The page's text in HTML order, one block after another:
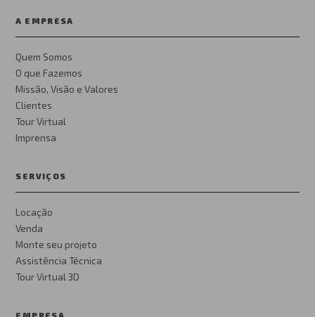
A EMPRESA
Quem Somos
O que Fazemos
Missão, Visão e Valores
Clientes
Tour Virtual
Imprensa
SERVIÇOS
Locação
Venda
Monte seu projeto
Assistência Técnica
Tour Virtual 3D
EMPRESA